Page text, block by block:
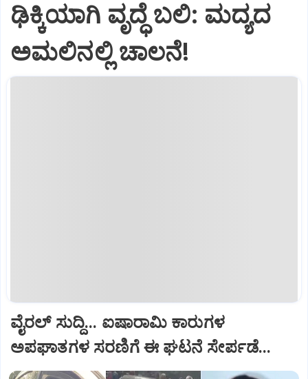
ಢಿಕ್ಕಿಯಾಗಿ ವೃದ್ಧೆ ಬಲಿ: ಮದ್ಯದ
ಅಮಲಿನಲ್ಲಿ ಚಾಲನೆ!
ವೈರಲ್ ಸುದ್ದಿ... ಐಷಾರಾಮಿ ಕಾರುಗಳ
ಅಪಘಾತಗಳ ಸರಣಿಗೆ ಈ ಘಟನೆ ಸೇರ್ಪಡೆ...